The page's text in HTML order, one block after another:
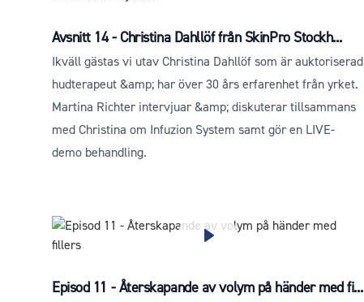
Avsnitt 14 - Christina Dahllöf från SkinPro Stockh...
Ikväll gästas vi utav Christina Dahllöf som är auktoriserad
hudterapeut &amp; har över 30 års erfarenhet från yrket.
Martina Richter intervjuar &amp; diskuterar tillsammans
med Christina om Infuzion System samt gör en LIVE-
demo behandling.
Episod 11 - Återskapande av volym på händer med fi...